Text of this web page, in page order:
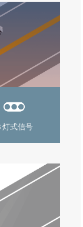
灯式信号